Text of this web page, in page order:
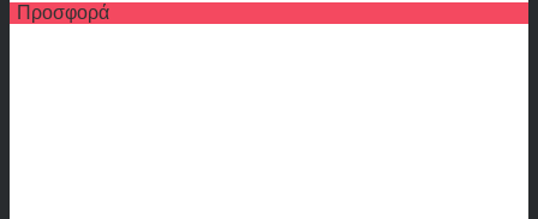
Προσφορά